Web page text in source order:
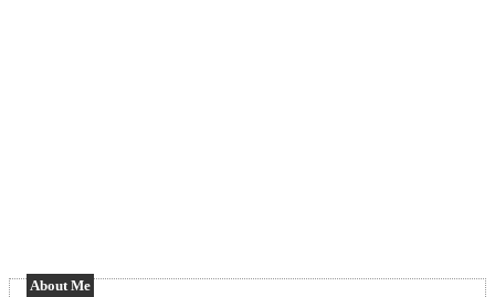
About Me